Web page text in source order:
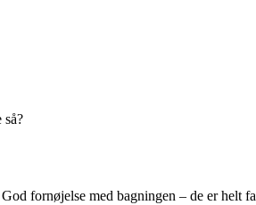
så?
fornøjelse med bagningen – de er helt